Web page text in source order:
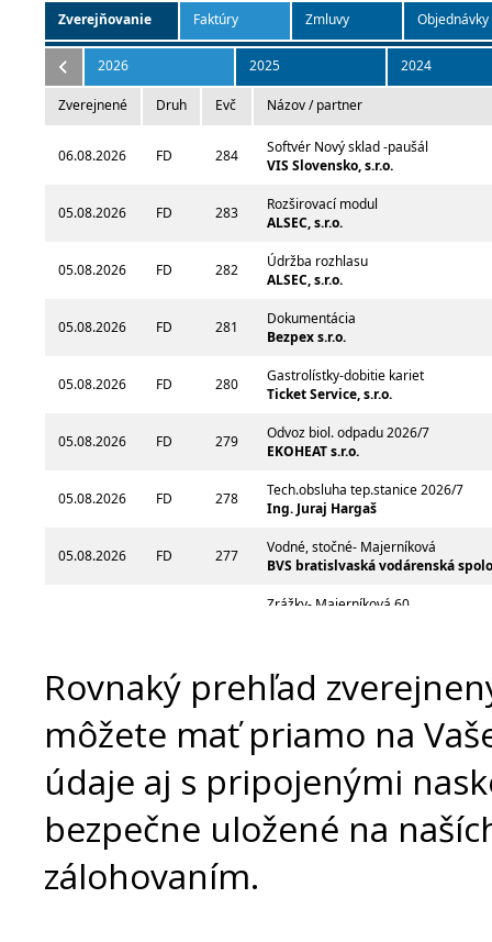
Rovnaký prehľad
môžete mať priamo na
údaje aj s pripojenými
bezpečne uložené na
zálohovaním.